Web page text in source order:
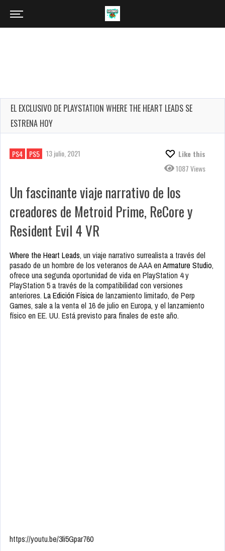
EL EXCLUSIVO DE PLAYSTATION WHERE THE HEART LEADS SE
ESTRENA HOY
PS4 PS5 13 julio, 2021
Like this
1087 Views
Un fascinante viaje narrativo de los
creadores de Metroid Prime, ReCore y
Resident Evil 4 VR
Where the Heart Leads, un viaje narrativo surrealista a través del
pasado de un hombre de los veteranos de AAA enArmature Studio,
ofrece una segunda oportunidad de vida en PlayStation 4 y
PlayStation 5 a través de la compatibilidad con versiones
anteriores. La Edición Físicade lanzamiento limitado, de Perp
Games, sale a la venta el 16 de julio en Europa, y el lanzamiento
físico en EE. UU. Está previsto para finales de este año.
https://youtu.be/3li5Gpar760